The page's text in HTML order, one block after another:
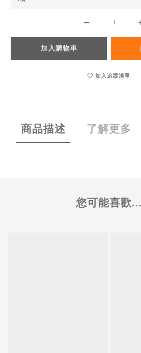
加入購物車
加入追蹤清單
商品描述 了解更多
您可能喜歡...